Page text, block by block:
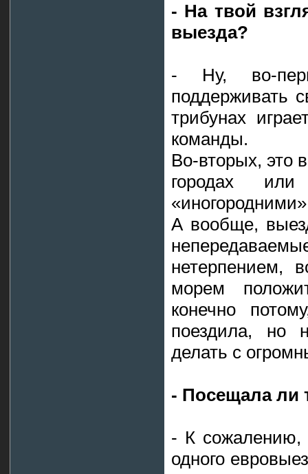
- На твой
выезда?
- Ну, во-
поддерживать
трибунах
команды.
Во-вторых, это
городах
А вообще,
нетерпением,
морем
конечно
поездила, но
делать с
- Посещала ли
- К сожалению,
одного